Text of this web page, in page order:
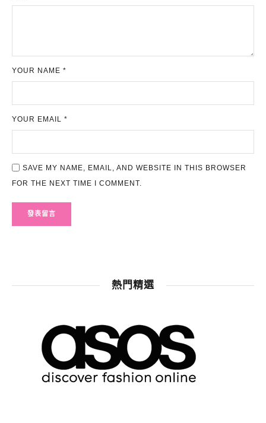
YOUR NAME *
YOUR EMAIL *
SAVE MY NAME, EMAIL, AND WEBSITE IN THIS BROWSER
FOR THE NEXT TIME I COMMENT.
熱門精選